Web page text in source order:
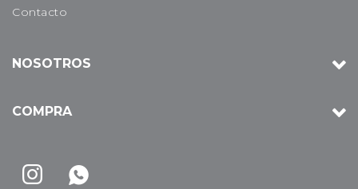
 
Contacto
NOSOTROS
COMPRA